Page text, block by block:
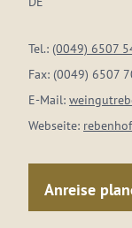
Tel.: (0049) 6507
Fax: (0049) 6507
E-Mail:
Webseite:
Anreise